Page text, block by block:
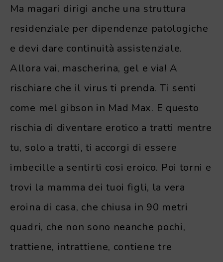
Ma magari dirigi anche una struttura
residenziale per dipendenze patologiche
e devi dare continuità assistenziale.
Allora vai, mascherina, gel e via! A
rischiare che il virus ti prenda. Ti senti
come mel gibson in Mad Max. E questo
rischia di diventare erotico a tratti mentre
tu, solo a tratti, ti accorgi di essere
imbecille a sentirti cosi eroico. Poi torni e
trovi la mamma dei tuoi figli, la vera
eroina di casa, che chiusa in 90 metri
quadri, che non sono neanche pochi,
trattiene, intrattiene, contiene tre